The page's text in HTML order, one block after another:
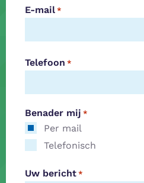
E-mail *
Telefoon *
Benader mij *
Per mail
Telefonisch
Uw bericht *